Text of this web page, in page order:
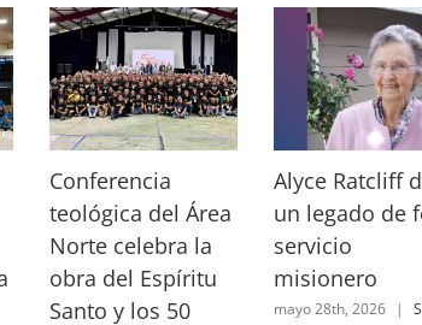
Conferencia
teológica del Área
Norte celebra la
obra del Espíritu
Santo y los 50
Alyce Ratcliff
un legado de
servicio
misionero
mayo 28th, 2026 |